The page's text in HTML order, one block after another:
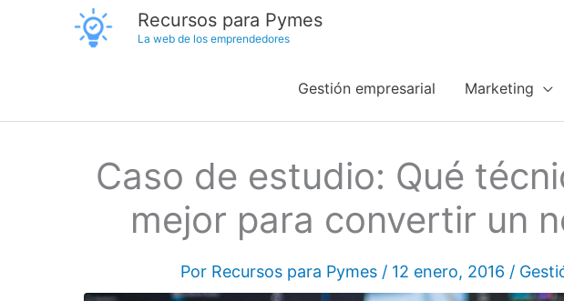
Recursos para Pymes
La web de los emprendedores
Gestión empresarial Marketing
Caso de estudio: Qué
mejor para convertir un
Por Recursos para Pymes / 12 enero, 2016 /